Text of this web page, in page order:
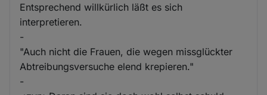
Entsprechend willkürlich läßt es sich
interpretieren.
-
"Auch nicht die Frauen, die wegen missglückter
Abtreibungsversuche elend krepieren."
-